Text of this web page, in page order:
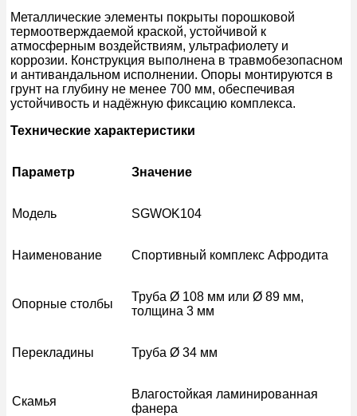
Металлические элементы покрыты порошковой
термоотверждаемой краской, устойчивой к
атмосферным воздействиям, ультрафиолету и
коррозии. Конструкция выполнена в травмобезопасном
и антивандальном исполнении. Опоры монтируются в
грунт на глубину не менее 700 мм, обеспечивая
устойчивость и надёжную фиксацию комплекса.
Технические характеристики
Параметр Значение
Модель SGWOK104
Наименование Спортивный комплекс Афродита
Опорные столбы
Труба Ø 108 мм или Ø 89 мм,
толщина 3 мм
Перекладины Труба Ø 34 мм
Скамья
Влагостойкая ламинированная
фанера